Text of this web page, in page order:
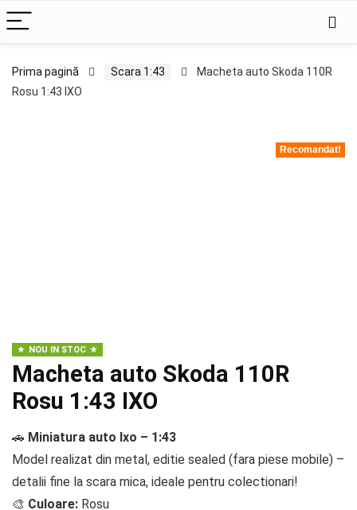
Prima pagină Scara 1:43
Macheta auto Skoda 110R
Rosu 1:43 IXO
Recomandat!
NOU IN STOC
Macheta auto Skoda 110R
Rosu 1:43 IXO
🚗 Miniatura auto Ixo – 1:43
Model realizat din metal, editie sealed (fara piese mobile) –
detalii fine la scara mica, ideale pentru colectionari!
🎨 Culoare: Rosu